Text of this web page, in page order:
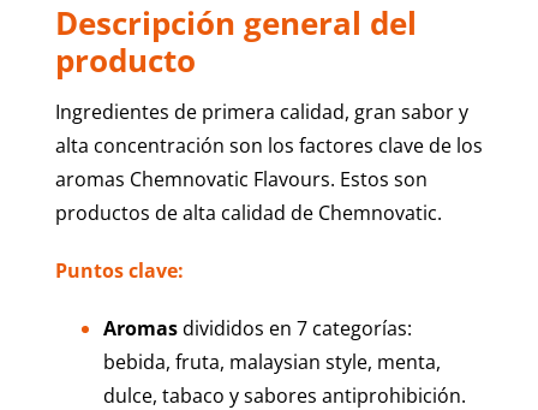
Descripción general del
producto
Ingredientes de primera calidad, gran sabor y
alta concentración son los factores clave de los
aromas Chemnovatic Flavours. Estos son
productos de alta calidad de Chemnovatic.
Puntos clave:
Aromasdivididos en 7 categorías:
bebida, fruta, malaysian style, menta,
dulce, tabaco y sabores antiprohibición.